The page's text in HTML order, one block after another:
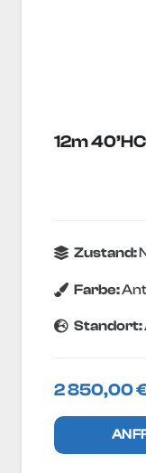
12m
Zustand:
Farbe:
Standort:
2 850,00